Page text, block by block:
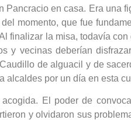
en casa. Era una
momento, que fue
finalizar la misa, todavía
y vecinas deberían
de alguacil y de
por un día en esta
El poder de
y olvidaron sus